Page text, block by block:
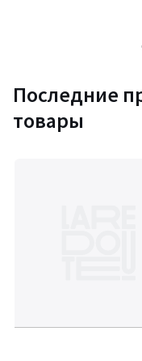
Последние
товары